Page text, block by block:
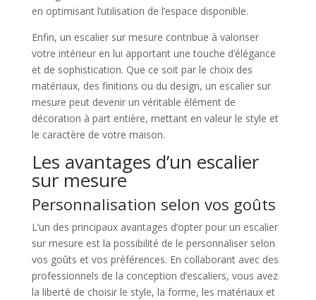
en optimisant l’utilisation de l’espace disponible.
Enfin, un escalier sur mesure contribue à valoriser
votre intérieur en lui apportant une touche d’élégance
et de sophistication. Que ce soit par le choix des
matériaux, des finitions ou du design, un escalier sur
mesure peut devenir un véritable élément de
décoration à part entière, mettant en valeur le style et
le caractère de votre maison.
Les avantages d’un escalier
sur mesure
Personnalisation selon vos goûts
L’un des principaux avantages d’opter pour un escalier
sur mesure est la possibilité de le personnaliser selon
vos goûts et vos préférences. En collaborant avec des
professionnels de la conception d’escaliers, vous avez
la liberté de choisir le style, la forme, les matériaux et